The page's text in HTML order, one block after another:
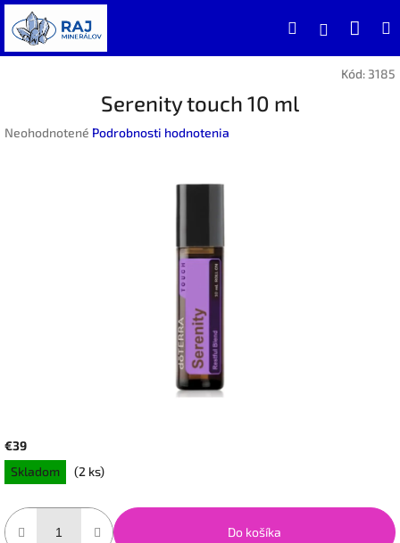
Prejsť
na
obsah
Hľadať
Kód: 3185
Serenity touch 10 ml
Priemerné
Neohodnotené Podrobnosti hodnotenia
€39
Jednotková
cena:
Skladom (2 ks)
Do košíka